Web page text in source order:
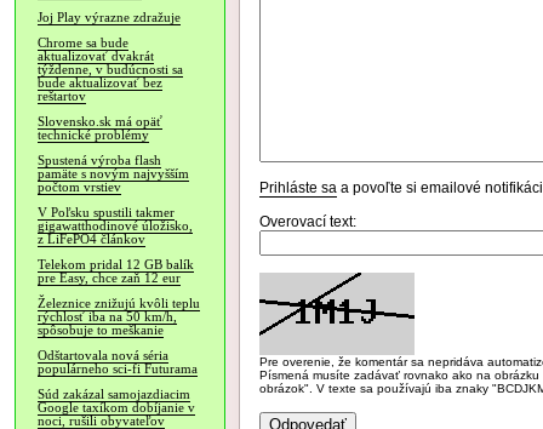
Joj Play výrazne zdražuje
Chrome sa bude
aktualizovať dvakrát
týždenne, v budúcnosti sa
bude aktualizovať bez
reštartov
Slovensko.sk má opäť
technické problémy
Spustená výroba flash
pamäte s novým najvyšším
počtom vrstiev
V Poľsku spustili takmer
gigawatthodinové úložisko,
z LiFePO4 článkov
Telekom pridal 12 GB balík
pre Easy, chce zaň 12 eur
Železnice znižujú kvôli teplu
rýchlosť iba na 50 km/h,
spôsobuje to meškanie
Odštartovala nová séria
populárneho sci-fi Futurama
Súd zakázal samojazdiacim
Google taxíkom dobíjanie v
noci, rušili obyvateľov
Prihláste sa a povoľte si emailové
Overovací text:
Pre overenie, že komentár sa nepridáva
Písmená musíte zadávať rovnako ako na
obrázok". V texte sa používajú iba znaky